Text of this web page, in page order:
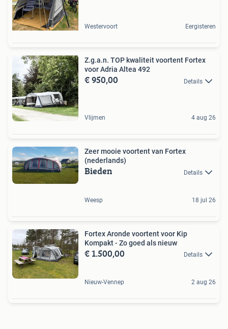
Westervoort Eergisteren
Z.g.a.n. TOP kwaliteit voortent Fortex
voor Adria Altea 492
€ 950,00 Details
Vlijmen 4 aug 26
Zeer mooie voortent van Fortex
(nederlands)
Bieden Details
Weesp 18 jul 26
Fortex Aronde voortent voor Kip
Kompakt - Zo goed als nieuw
€ 1.500,00 Details
Nieuw-Vennep 2 aug 26